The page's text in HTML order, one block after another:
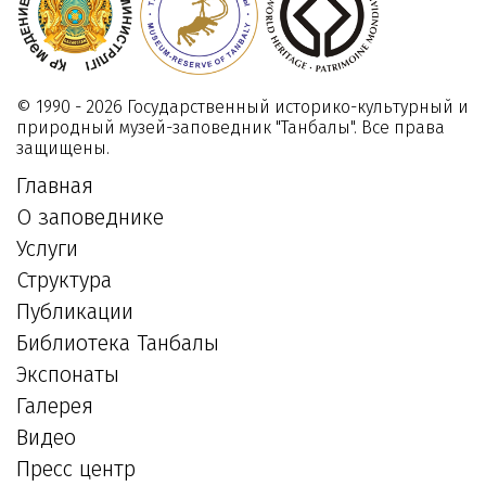
Февраля
2019
© 1990 - 2026 Государственный историко-культурный и
природный музей-заповедник "Танбалы". Все права
защищены.
Главная
О заповеднике
Услуги
Структура
Публикации
Библиотека Танбалы
Экспонаты
Галерея
Видео
Пресс центр